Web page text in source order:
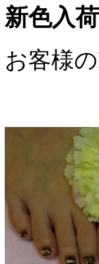
新色入
お客様